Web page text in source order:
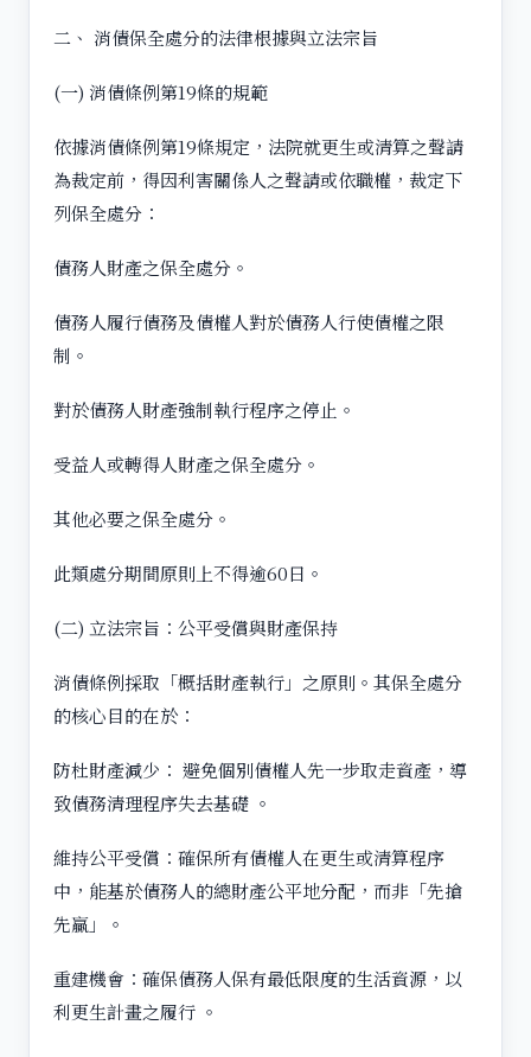
二、 消債保全處分的法律根據與立法宗旨
(一) 消債條例第19條的規範
依據消債條例第19條規定，法院就更生或清算之聲請
為裁定前，得因利害關係人之聲請或依職權，裁定下
列保全處分：
債務人財產之保全處分。
債務人履行債務及債權人對於債務人行使債權之限
制。
對於債務人財產強制執行程序之停止。
受益人或轉得人財產之保全處分。
其他必要之保全處分。
此類處分期間原則上不得逾60日。
(二) 立法宗旨：公平受償與財產保持
消債條例採取「概括財產執行」之原則。其保全處分
的核心目的在於：
防杜財產減少： 避免個別債權人先一步取走資產，導
致債務清理程序失去基礎 。
維持公平受償：確保所有債權人在更生或清算程序
中，能基於債務人的總財產公平地分配，而非「先搶
先贏」。
重建機會：確保債務人保有最低限度的生活資源，以
利更生計畫之履行 。